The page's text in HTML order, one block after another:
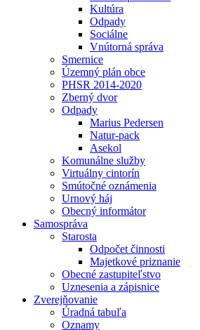
Kultúra
Odpady
Sociálne
Vnútorná správa
Smernice
Územný plán obce
PHSR 2014-2020
Zberný dvor
Odpady
Marius Pedersen
Natur-pack
Asekol
Komunálne služby
Virtuálny cintorín
Smútočné oznámenia
Urnový háj
Obecný informátor
Samospráva
Starosta
Odpočet činnosti
Majetkové priznanie
Obecné zastupiteľstvo
Uznesenia a zápisnice
Zverejňovanie
Úradná tabuľa
Oznamy